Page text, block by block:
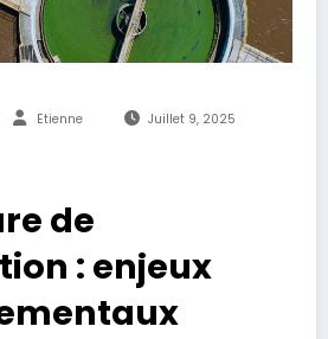
Etienne Juillet 9, 2025
de
: enjeux